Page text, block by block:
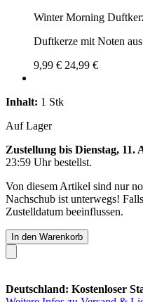
Winter Morning
Duftkerze mit Noten
9,99 € 24,99 €
Inhalt: 1 Stk
Auf Lager
Zustellung bis Dienstag, 11.
23:59 Uhrbestellst.
Von diesem Artikel sind nur
Nachschub ist unterwegs!
Zustelldatum beeinflussen.
In den Warenkorb
Deutschland: Kostenloser